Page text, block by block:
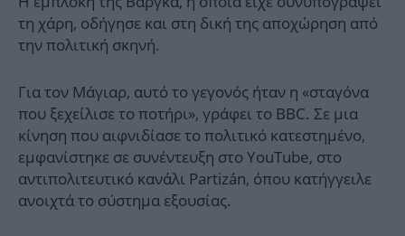
τη χάρη, οδήγησε και στη δική της αποχώρηση από
την πολιτική σκηνή.
Για τον Μάγιαρ, αυτό το γεγονός ήταν η «σταγόνα
που ξεχείλισε το ποτήρι», γράφει το BBC. Σε μια
κίνηση που αιφνιδίασε το πολιτικό κατεστημένο,
εμφανίστηκε σε συνέντευξη στο YouTube, στο
αντιπολιτευτικό κανάλι Partizán, όπου κατήγγειλε
ανοιχτά το σύστημα εξουσίας.